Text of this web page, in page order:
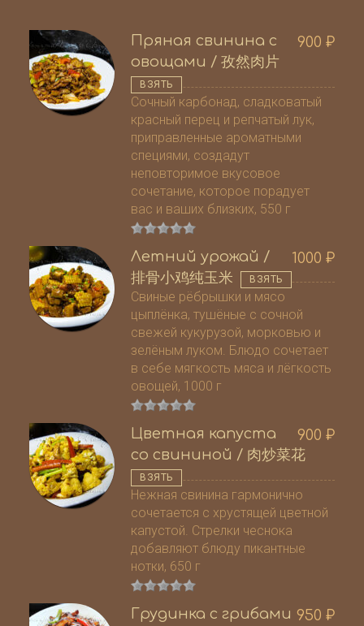
900 ₽
Пряная свинина с
овощами / 孜然肉片
ВЗЯТЬ
Сочный карбонад, сладковатый
красный перец и репчатый лук,
приправленные ароматными
специями, создадут
неповторимое вкусовое
сочетание, которое порадует
вас и ваших близких, 550 г
1000 ₽
Летний урожай /
排骨小鸡纯玉米
ВЗЯТЬ
Свиные рёбрышки и мясо
цыплёнка, тушёные с сочной
свежей кукурузой, морковью и
зелёным луком. Блюдо сочетает
в себе мягкость мяса и лёгкость
овощей, 1000 г
900 ₽
Цветная капуста
со свининой / 肉炒菜花
ВЗЯТЬ
Нежная свинина гармонично
сочетается с хрустящей цветной
капустой. Стрелки чеснока
добавляют блюду пикантные
нотки, 650 г
950 ₽
Грудинка с грибами